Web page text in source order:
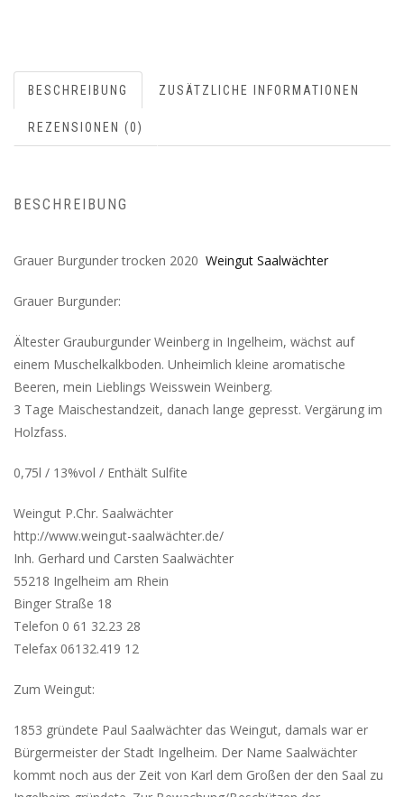
BESCHREIBUNG ZUSÄTZLICHE INFORMATIONEN
REZENSIONEN (0)
BESCHREIBUNG
Grauer Burgunder trocken 2020 Weingut Saalwächter
Grauer Burgunder:
Ältester Grauburgunder Weinberg in Ingelheim, wächst auf
einem Muschelkalkboden. Unheimlich kleine aromatische
Beeren, mein Lieblings Weisswein Weinberg.
3 Tage Maischestandzeit, danach lange gepresst. Vergärung im
Holzfass.
0,75l / 13%vol / Enthält Sulfite
Weingut P.Chr. Saalwächter
http://www.weingut-saalwächter.de/
Inh. Gerhard und Carsten Saalwächter
55218 Ingelheim am Rhein
Binger Straße 18
Telefon 0 61 32.23 28
Telefax 06132.419 12
Zum Weingut:
1853 gründete Paul Saalwächter das Weingut, damals war er
Bürgermeister der Stadt Ingelheim. Der Name Saalwächter
kommt noch aus der Zeit von Karl dem Großen der den Saal zu